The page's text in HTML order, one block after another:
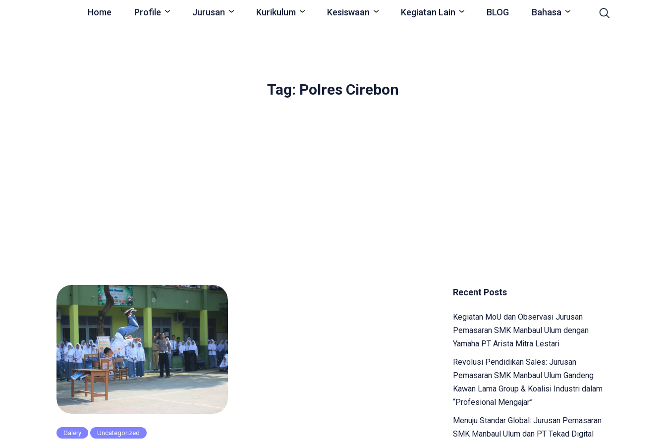
Home Profile Jurusan Kurikulum Kesiswaan Kegiatan Lain BLOG Bahasa
Tag: Polres Cirebon
Galery Uncategorized
Recent Posts
Kegiatan MoU dan Observasi Jurusan
Pemasaran SMK Manbaul Ulum dengan
Yamaha PT Arista Mitra Lestari
Revolusi Pendidikan Sales: Jurusan
Pemasaran SMK Manbaul Ulum Gandeng
Kawan Lama Group & Koalisi Industri dalam
“Profesional Mengajar”
Menuju Standar Global: Jurusan Pemasaran
SMK Manbaul Ulum dan PT Tekad Digital